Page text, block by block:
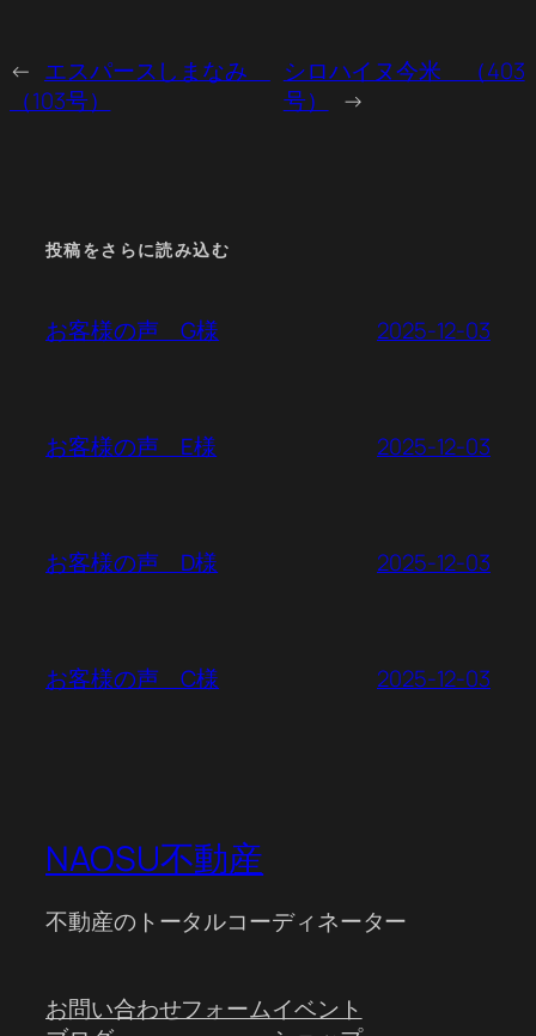
← エスパースしまなみ
（103号）
シロハイヌ今米 （403
号）
→
投稿をさらに読み込む
お客様の声 G様 2025-12-03
お客様の声 E様 2025-12-03
お客様の声 D様 2025-12-03
お客様の声 C様 2025-12-03
NAOSU不動産
不動産のトータルコーディネーター
お問い合わせフォームイベント